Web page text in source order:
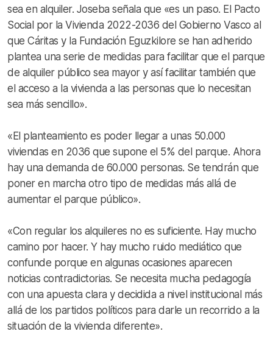
sea en alquiler. Joseba señala que «es un paso. El Pacto
Social por la Vivienda 2022-2036 del Gobierno Vasco al
que Cáritas y la Fundación Eguzkilore se han adherido
plantea una serie de medidas para facilitar que el parque
de alquiler público sea mayor y así facilitar también que
el acceso a la vivienda a las personas que lo necesitan
sea más sencillo».
«El planteamiento es poder llegar a unas 50.000
viviendas en 2036 que supone el 5% del parque. Ahora
hay una demanda de 60.000 personas. Se tendrán que
poner en marcha otro tipo de medidas más allá de
aumentar el parque público».
«Con regular los alquileres no es suficiente. Hay mucho
camino por hacer. Y hay mucho ruido mediático que
confunde porque en algunas ocasiones aparecen
noticias contradictorias. Se necesita mucha pedagogía
con una apuesta clara y decidida a nivel institucional más
allá de los partidos políticos para darle un recorrido a la
situación de la vivienda diferente».